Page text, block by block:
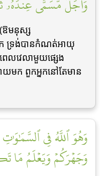
(ឱមនុស្ស
ទ្រង់បានកំណត់អាយុ
លវេលាមួយផ្សេង
យមក ពួកអ្នកនៅតែមាន
وَهُوَ ٱللَّهُ فِي
وَجَهۡرَكُمۡ وَيَعۡلَمُ مَا